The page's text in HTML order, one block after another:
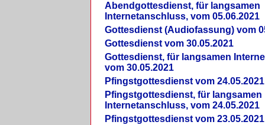
Abendgottesdienst, für langsamen
Internetanschluss, vom 05.06.2021
Gottesdienst (Audiofassung) vom
Gottesdienst vom 30.05.2021
Gottesdienst, für langsamen
vom 30.05.2021
Pfingstgottesdienst vom 24.05.2021
Pfingstgottesdienst, für langsamen
Internetanschluss, vom 24.05.2021
Pfingstgottesdienst vom 23.05.2021